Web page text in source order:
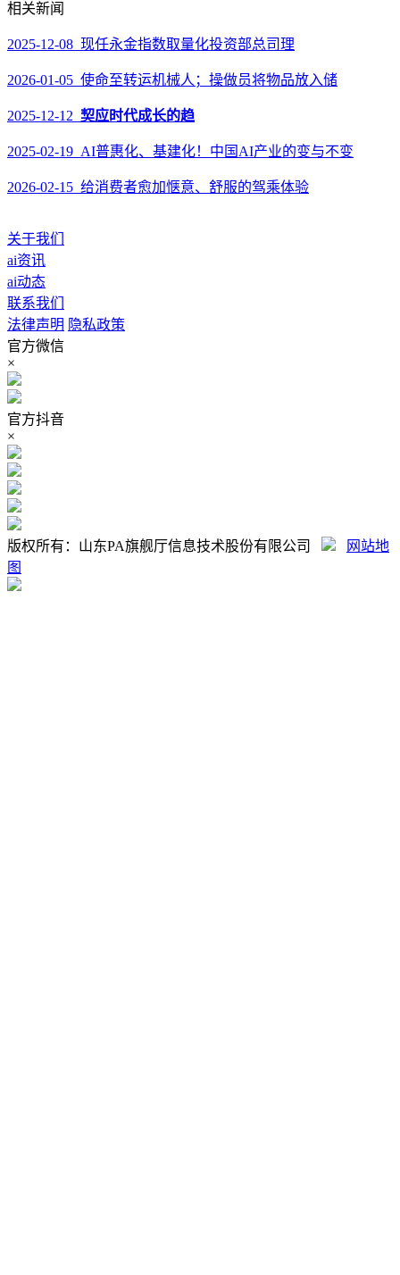
相关新闻
2025-12-08 现任永金指数取量化投资部总司理
2026-01-05 使命至转运机械人；操做员将物品放入储
2025-12-12 契应时代成长的趋
2025-02-19 AI普惠化、基建化！中国AI产业的变与不变
2026-02-15 给消费者愈加惬意、舒服的驾乘体验
关于我们
ai资讯
ai动态
联系我们
法律声明 隐私政策
官方微信
×
官方抖音
×
版权所有：山东PA旗舰厅信息技术股份有限公司
网站地
图